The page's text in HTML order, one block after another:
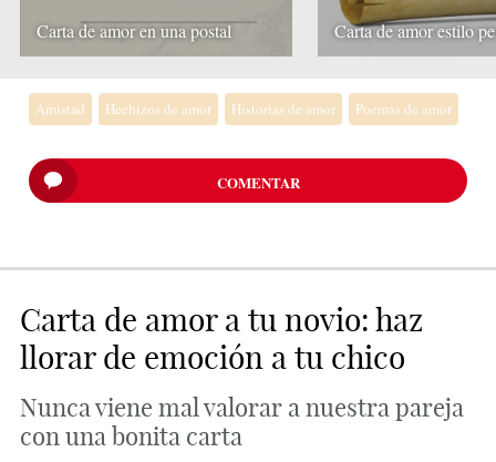
Carta de amor en una postal Carta de amor estilo
Amistad Hechizos de amor Historias de amor Poemas de amor
COMENTAR
Carta de amor a tu novio: haz
llorar de emoción a tu chico
Nunca viene mal valorar a nuestra pareja
con una bonita carta